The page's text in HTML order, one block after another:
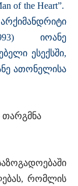
of the Heart”.
იოანე
ესექსში,
ათონელისა
თარგმნა
რომლის